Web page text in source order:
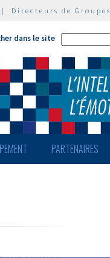
| Directeurs de Groupes
dans le site
PARTENAIRES